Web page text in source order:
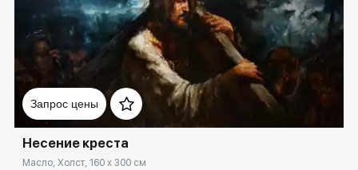
Запрос цены
Домен: spb.rakovgallery.ru
Несение креста
Масло, Холст, 160 x 300 см